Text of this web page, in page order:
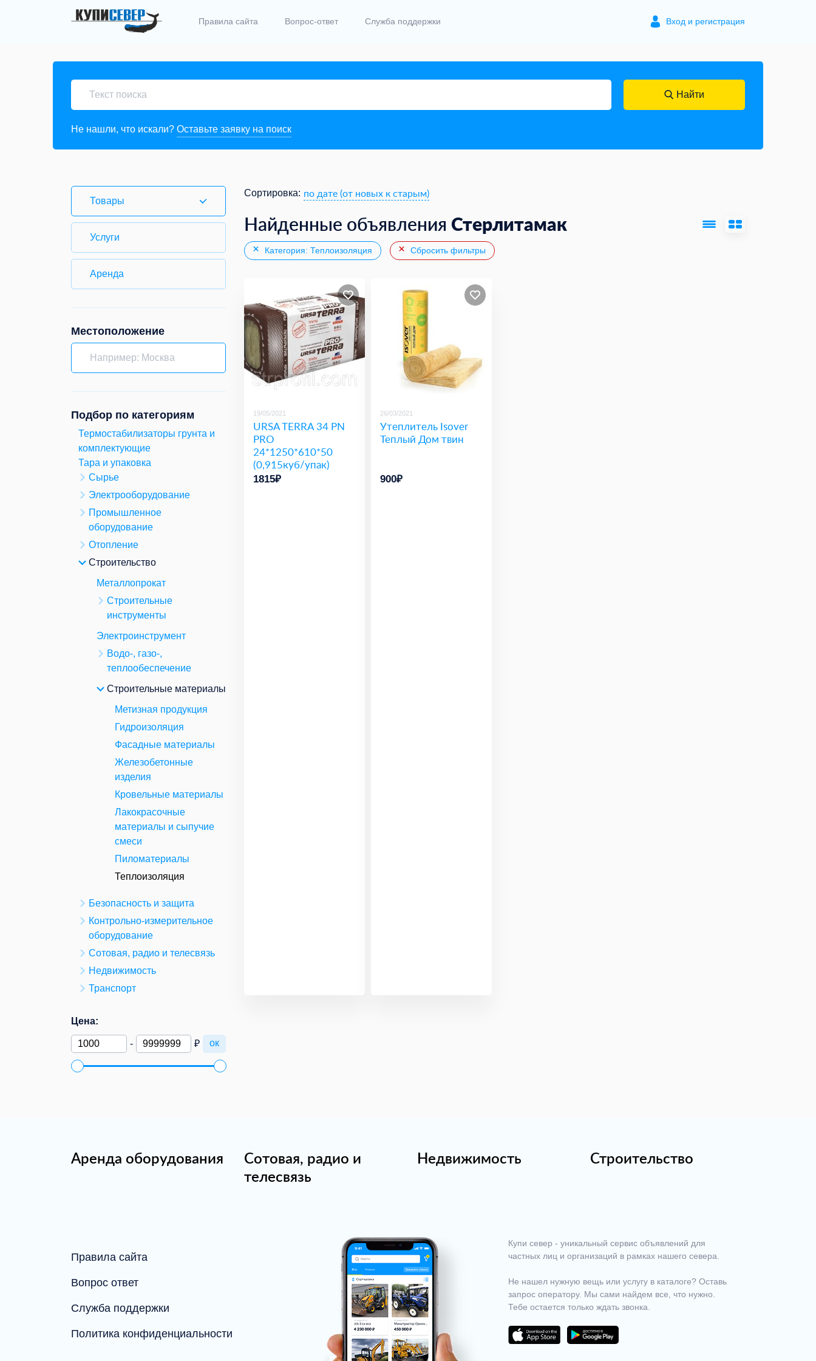
Правила сайта Вопрос-ответ Служба поддержки Вход и регистрация
Найти
Не нашли, что искали? Оставьте заявку на поиск
Товары
Услуги
Аренда
Местоположение
Подбор по категориям
Термостабилизаторы грунта и
комплектующие
Тара и упаковка
Сырье
Электрооборудование
Промышленное
оборудование
Отопление
Строительство
Металлопрокат
Строительные
инструменты
Электроинструмент
Водо-, газо-,
теплообеспечение
Строительные материалы
Метизная продукция
Гидроизоляция
Фасадные материалы
Железобетонные
изделия
Кровельные материалы
Лакокрасочные
материалы и сыпучие
смеси
Пиломатериалы
Теплоизоляция
Безопасность и защита
Контрольно-измерительное
оборудование
Сотовая, радио и телесвязь
Недвижимость
Транспорт
Цена:
- ₽ ок
Сортировка: по дате (от новых к старым)
Найденные объявления Стерлитамак
Категория: Теплоизоляция Сбросить фильтры
19/05/2021
URSA TERRA 34 PN
PRO
24*1250*610*50
(0,915куб/упак)
1815₽
26/03/2021
Утеплитель Isover
Теплый Дом твин
900₽
Аренда оборудования
Сотовая, радио и
телесвязь
Недвижимость Строительство
Правила сайта
Вопрос ответ
Служба поддержки
Политика конфиденциальности
Купи север - уникальный сервис объявлений для
частных лиц и организаций в рамках нашего севера.
Не нашел нужную вещь или услугу в каталоге? Оставь
запрос оператору. Мы сами найдем все, что нужно.
Тебе остается только ждать звонка.